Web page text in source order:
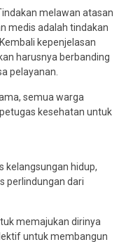
melawan atasan
medis adalah tindakan
kepenjelasan
harusnya berbanding
pelayanan.
semua warga
kesehatan untuk
kelangsungan hidup,
perlindungan dari
memajukan dirinya
untuk membangun